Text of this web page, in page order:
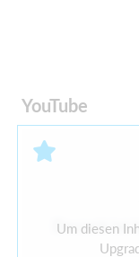
YouTube
Um diesen
Derzeit ist